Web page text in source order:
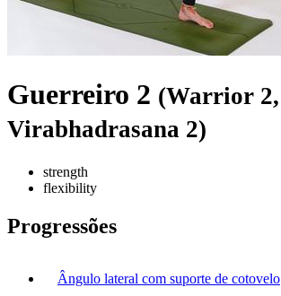
Guerreiro 2 (Warrior 2,
Virabhadrasana 2)
strength
flexibility
Progressões
Ângulo lateral com suporte de cotovelo